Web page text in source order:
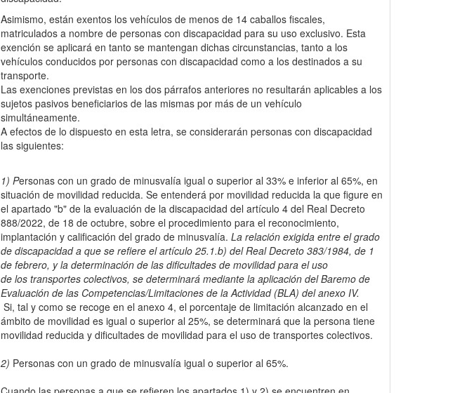
Asimismo, están exentos los vehículos de menos de 14 caballos fiscales,
matriculados a nombre de personas con discapacidad para su uso exclusivo. Esta
exención se aplicará en tanto se mantengan dichas circunstancias, tanto a los
vehículos conducidos por personas con discapacidad como a los destinados a su
transporte.
Las exenciones previstas en los dos párrafos anteriores no resultarán aplicables a los
sujetos pasivos beneficiarios de las mismas por más de un vehículo
simultáneamente.
A efectos de lo dispuesto en esta letra, se considerarán personas con discapacidad
las siguientes:
1) Personas con un grado de minusvalía igual o superior al 33% e inferior al 65%, en
situación de movilidad reducida. Se entenderá por movilidad reducida la que figure en
el apartado "b" de la evaluación de la discapacidad del artículo 4 del Real Decreto
888/2022, de 18 de octubre, sobre el procedimiento para el reconocimiento,
implantación y calificación del grado de minusvalía. La relación exigida entre el grado
de discapacidad a que se refiere el artículo 25.1.b) del Real Decreto 383/1984, de 1
de febrero, y la determinación de las dificultades de movilidad para el uso
de los transportes colectivos, se determinará mediante la aplicación del Baremo de
Evaluación de las Competencias/Limitaciones de la Actividad (BLA) del anexo IV.
Si, tal y como se recoge en el anexo 4, el porcentaje de limitación alcanzado en el
ámbito de movilidad es igual o superior al 25%, se determinará que la persona tiene
movilidad reducida y dificultades de movilidad para el uso de transportes colectivos.
2) Personas con un grado de minusvalía igual o superior al 65%.